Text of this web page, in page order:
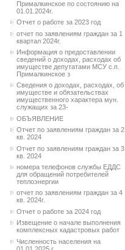
Прималкинское по состоянию на
01.01.2024г.
Отчет о работе за 2023 год
отчет по заявлениям граждан за 1
квартал 2024г.
Информация о предоставлении
сведений о доходах, расходах об
имуществе депутатами МСУ с.п.
Прималкинское з
Сведения о доходах, расходах, об
имуществе и обязательствах
имущественного характера мун.
служащих за 23-
ОБЪЯВЛЕНИЕ
Отчет по заявлениям граждан за 2
кв. 2024
Отчет по заявлениям граждан за 3
кв. 2024
номера телефонов службы ЕДДС
для обращений потребителей
теплоэнергии
отчет по заявлениям граждан за 4
кв. 2024г.
Отчет о работе за 2024 год
Извещение о начале выполнения
комплексных кадастровых работ
Численность населения на